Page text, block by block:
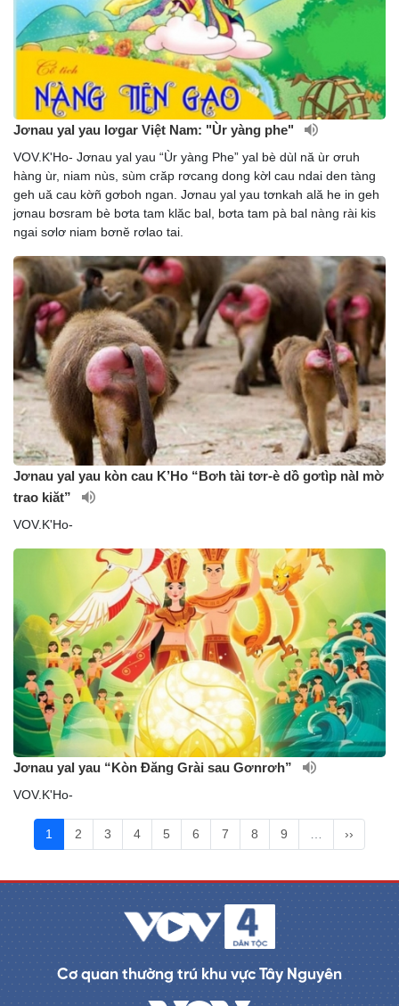
Jơnau yal yau lơgar Việt Nam: "Ùr yàng phe"
VOV.K'Ho- Jơnau yal yau “Ùr yàng Phe” yal bè dùl nă ùr ơruh
hàng ùr, niam nùs, sùm crăp rơcang dong kờl cau ndai den tàng
geh uă cau kờñ gơboh ngan. Jơnau yal yau tơnkah ală he in geh
jơnau bơsram bè bơta tam klăc bal, bơta tam pà bal nàng rài kis
ngai sơlơ niam bơnĕ rơlao tai.
Jơnau yal yau kòn cau K’Ho “Bơh tài tơr-è dồ gơtìp nàl mờ
trao kiăt”
VOV.K'Ho-
Jơnau yal yau “Kòn Đăng Grài sau Gơnrơh”
VOV.K'Ho-
1 2 3 4 5 6 7 8 9 … ››
Cơ quan thường trú khu vực Tây Nguyên